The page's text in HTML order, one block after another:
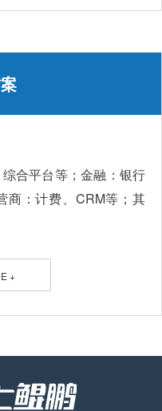
合平台等；金融：银行
商：计费、CRM等；其
+